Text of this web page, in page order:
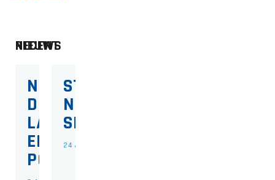
RECENT NIEUWS
NIEUW:
DOS-WK
LANCEERT
EIGEN
PODCAST
START
NIEUWE
SEIZOEN
24 JULI 2026